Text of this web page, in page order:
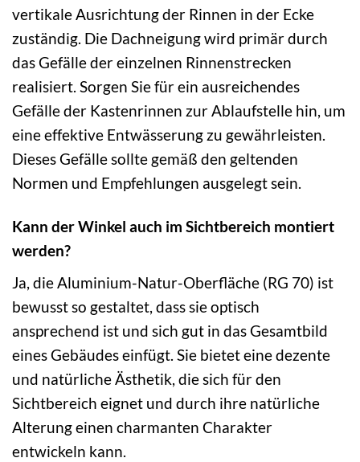
vertikale Ausrichtung der Rinnen in der Ecke
zuständig. Die Dachneigung wird primär durch
das Gefälle der einzelnen Rinnenstrecken
realisiert. Sorgen Sie für ein ausreichendes
Gefälle der Kastenrinnen zur Ablaufstelle hin, um
eine effektive Entwässerung zu gewährleisten.
Dieses Gefälle sollte gemäß den geltenden
Normen und Empfehlungen ausgelegt sein.
Kann der Winkel auch im Sichtbereich montiert
werden?
Ja, die Aluminium-Natur-Oberfläche (RG 70) ist
bewusst so gestaltet, dass sie optisch
ansprechend ist und sich gut in das Gesamtbild
eines Gebäudes einfügt. Sie bietet eine dezente
und natürliche Ästhetik, die sich für den
Sichtbereich eignet und durch ihre natürliche
Alterung einen charmanten Charakter
entwickeln kann.